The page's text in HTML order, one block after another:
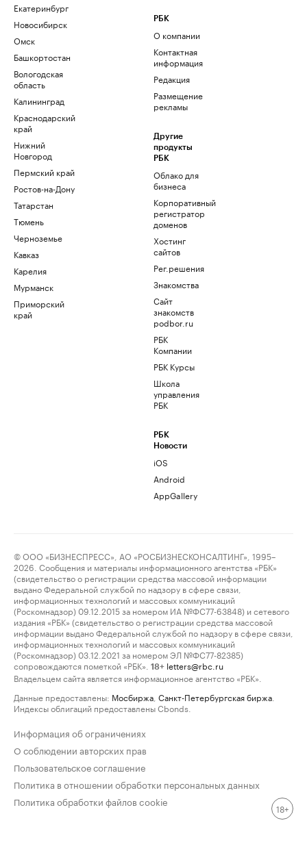
Екатеринбург
Новосибирск
Омск
Башкортостан
Вологодская
область
Калининград
Краснодарский
край
Нижний
Новгород
Пермский край
Ростов-на-Дону
Татарстан
Тюмень
Черноземье
Кавказ
Карелия
Мурманск
Приморский
край
РБК
О компании
Контактная
информация
Редакция
Размещение
рекламы
Другие
продукты
РБК
Облако для
бизнеса
Корпоративный
регистратор
доменов
Хостинг
сайтов
Рег.решения
Знакомства
Сайт
знакомств
podbor.ru
РБК
Компании
РБК Курсы
Школа
управления
РБК
РБК
Новости
iOS
Android
AppGallery
© ООО «БИЗНЕСПРЕСС», АО «РОСБИЗНЕСКОНСАЛТИНГ», 1995–
2026. Сообщения и материалы информационного агентства «РБК»
(свидетельство о регистрации средства массовой информации
выдано Федеральной службой по надзору в сфере связи,
информационных технологий и массовых коммуникаций
(Роскомнадзор) 09.12.2015 за номером ИА №ФС77-63848) и сетевого
издания «РБК» (свидетельство о регистрации средства массовой
информации выдано Федеральной службой по надзору в сфере связи,
информационных технологий и массовых коммуникаций
(Роскомнадзор) 03.12.2021 за номером ЭЛ №ФС77-82385)
сопровождаются пометкой «РБК».
18+ letters@rbc.ru
Владельцем сайта является информационное агентство «РБК».
Данные предоставлены: Мосбиржа Санкт-Петербургская биржа
Индексы облигаций предоставлены Cbonds.
Информация об ограничениях
О соблюдении авторских прав
Пользовательское соглашение
Политика в отношении обработки персональных данных
Политика обработки файлов cookie
18+